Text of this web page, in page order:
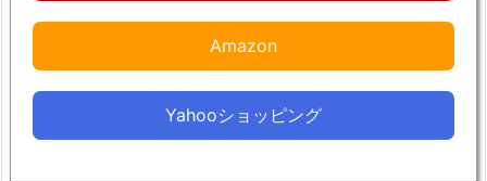
Amazon
Yahooショッピング